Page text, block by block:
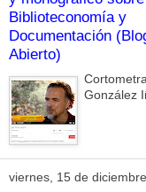
Biblioteconomía y
Documentación
Abierto)
González
viernes, 15 de